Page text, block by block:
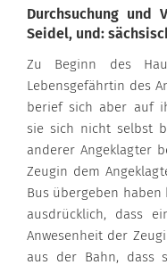
Durchsuchung und
Seidel, und:
Zu Beginn des
Lebensgefährtin des
berief sich aber auf
sie sich nicht selbst
anderer Angeklagter
Zeugin dem
Bus übergeben haben
ausdrücklich, dass
Anwesenheit der
aus der Bahn, dass